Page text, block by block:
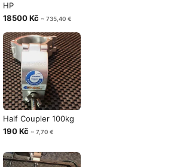
HP
18500 Kč ~ 735,40 €
Half Coupler 100kg
190 Kč ~ 7,70 €